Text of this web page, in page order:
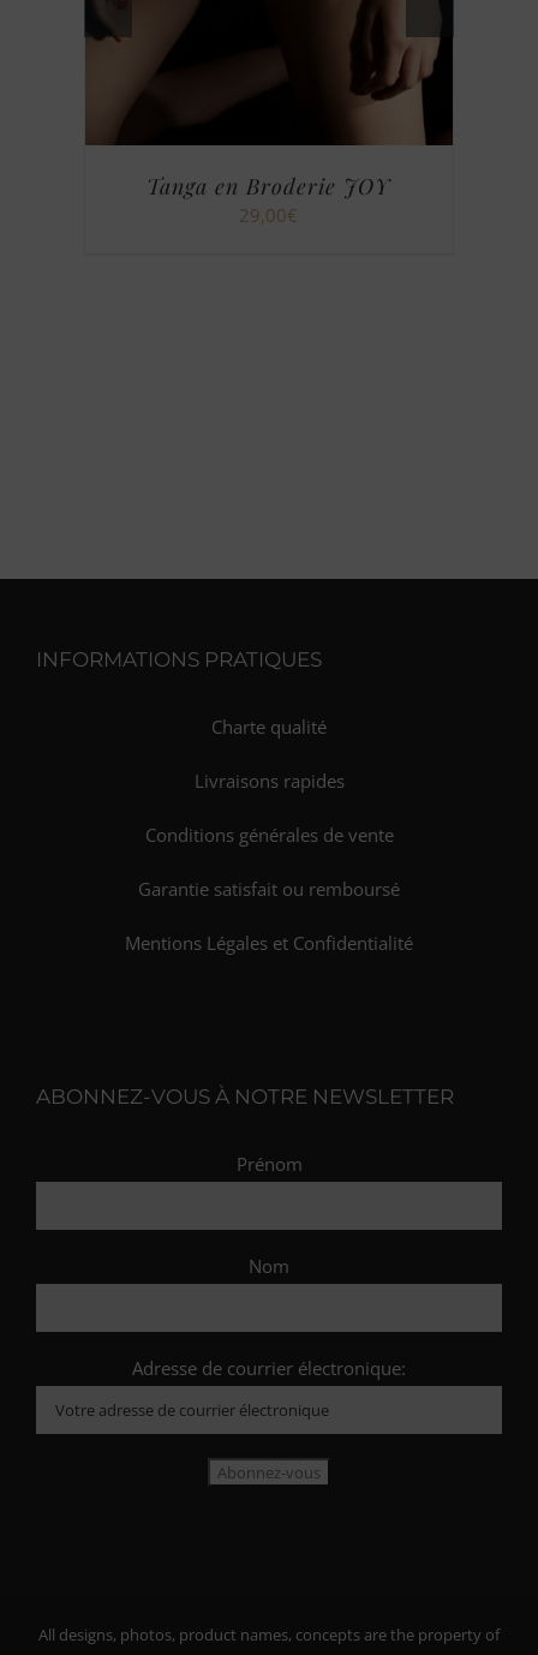
LA
DU
PRODUIT
Tanga en Broderie JOY
29,00€
INFORMATIONS PRATIQUES
Charte qualité
Livraisons rapides
Conditions générales de vente
Garantie satisfait ou remboursé
Mentions Légales et Confidentialité
ABONNEZ-VOUS À NOTRE NEWSLETTER
Prénom
Nom
Adresse de courrier électronique:
All designs, photos, product names, concepts are the property of